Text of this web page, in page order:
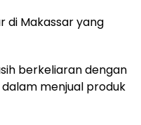
di Makassar yang
berkeliaran dengan
menjual produk